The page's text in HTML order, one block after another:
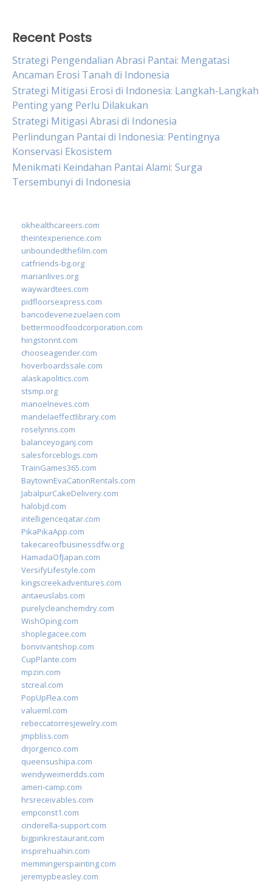
Recent Posts
Strategi Pengendalian Abrasi Pantai: Mengatasi
Ancaman Erosi Tanah di Indonesia
Strategi Mitigasi Erosi di Indonesia: Langkah-Langkah
Penting yang Perlu Dilakukan
Strategi Mitigasi Abrasi di Indonesia
Perlindungan Pantai di Indonesia: Pentingnya
Konservasi Ekosistem
Menikmati Keindahan Pantai Alami: Surga
Tersembunyi di Indonesia
okhealthcareers.com
theintexperience.com
unboundedthefilm.com
catfriends-bg.org
marianlives.org
waywardtees.com
pidfloorsexpress.com
bancodevenezuelaen.com
bettermoodfoodcorporation.com
hingstonnt.com
chooseagender.com
hoverboardssale.com
alaskapolitics.com
stsmp.org
manoelneves.com
mandelaeffectlibrary.com
roselynns.com
balanceyoganj.com
salesforceblogs.com
TrainGames365.com
BaytownEvaCationRentals.com
JabalpurCakeDelivery.com
halobjd.com
intelligenceqatar.com
PikaPikaApp.com
takecareofbusinessdfw.org
HamadaOfJapan.com
VersifyLifestyle.com
kingscreekadventures.com
antaeuslabs.com
purelycleanchemdry.com
WishOping.com
shoplegacee.com
bonvivantshop.com
CupPlante.com
mpzin.com
stcreal.com
PopUpFlea.com
valueml.com
rebeccatorresjewelry.com
jmpbliss.com
drjorgerico.com
queensushipa.com
wendyweimerdds.com
ameri-camp.com
hrsreceivables.com
empconst1.com
cinderella-support.com
bigpinkrestaurant.com
inspirehuahin.com
memmingerspainting.com
jeremypbeasley.com